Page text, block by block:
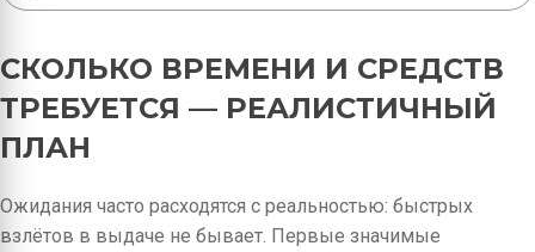
СКОЛЬКО ВРЕМЕНИ И СРЕДСТВ
ТРЕБУЕТСЯ — РЕАЛИСТИЧНЫЙ
ПЛАН
Ожидания часто расходятся с реальностью: быстрых
взлётов в выдаче не бывает. Первые значимые